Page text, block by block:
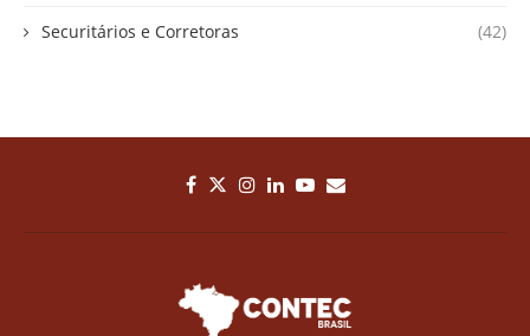
Securitários e Corretoras (42)